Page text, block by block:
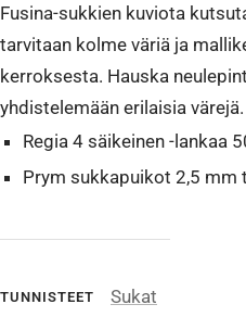
TUNNISTEET Sukat
Fusina-sukkien kuviota
tarvitaan kolme väriä ja
kerroksesta. Hauska
yhdistelemään erilaisia värejä.
Regia 4 säikeinen -lankaa
Prym sukkapuikot 2,5 mm